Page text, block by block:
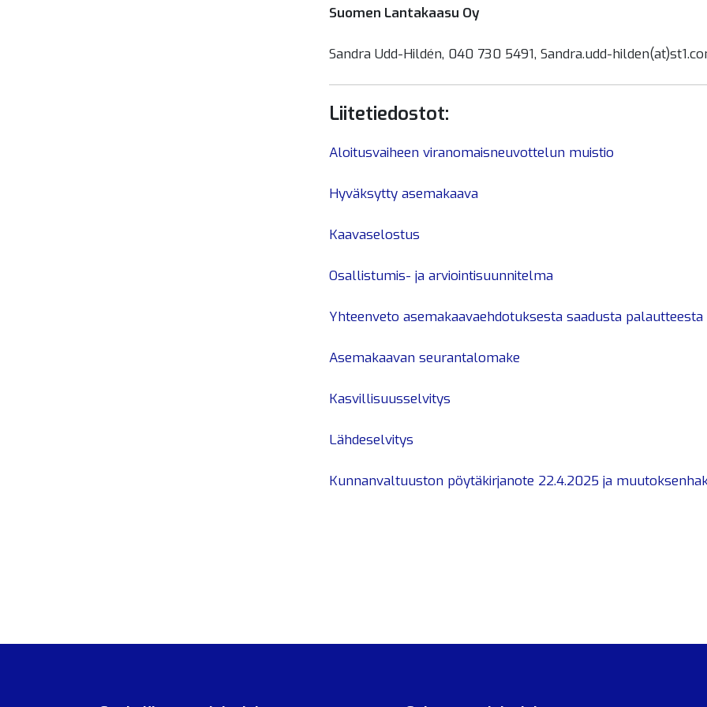
Suomen Lantakaasu Oy
Sandra Udd-Hildén, 040 730 5491, Sandra.udd-
Liitetiedostot:
Aloitusvaiheen viranomaisneuvottelun muistio
Hyväksytty asemakaava
Kaavaselostus
Osallistumis- ja arviointisuunnitelma
Yhteenveto asemakaavaehdotuksesta saadusta palautteesta
Asemakaavan seurantalomake
Kasvillisuusselvitys
Lähdeselvitys
Kunnanvaltuuston pöytäkirjanote 22.4.2025 ja